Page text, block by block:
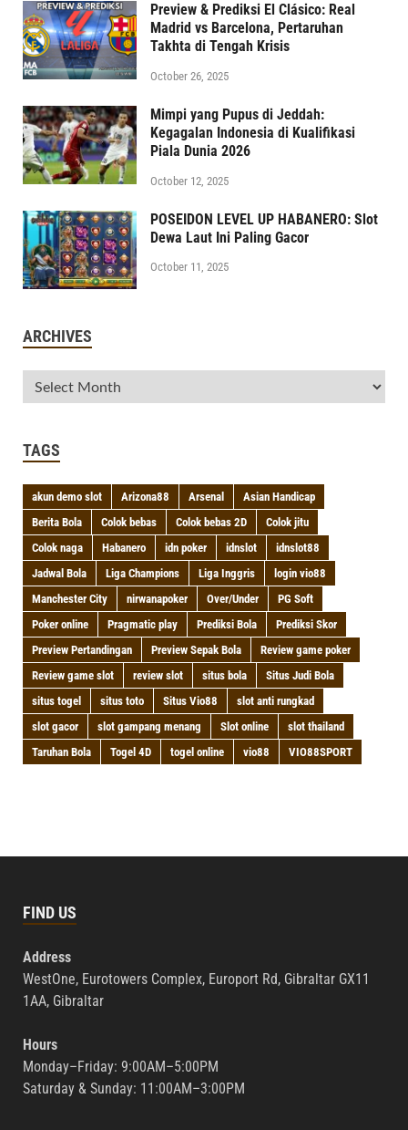
Preview & Prediksi El Clásico: Real
Madrid vs Barcelona, Pertaruhan
Takhta di Tengah Krisis
October 26, 2025
Mimpi yang Pupus di Jeddah:
Kegagalan Indonesia di Kualifikasi
Piala Dunia 2026
October 12, 2025
POSEIDON LEVEL UP HABANERO: Slot
Dewa Laut Ini Paling Gacor
October 11, 2025
ARCHIVES
TAGS
akun demo slot Arizona88 Arsenal
Asian Handicap
Berita Bola
Colok bebas Colok bebas 2D
Colok jitu
Colok naga
Habanero idn poker idnslot
idnslot88
Jadwal Bola
Liga Champions Liga Inggris
login vio88
Manchester City
nirwanapoker Over/Under
PG Soft
Poker online
Pragmatic play Prediksi Bola
Prediksi Skor
Preview Pertandingan
Preview Sepak Bola
Review game poker
Review game slot
review slot situs bola
Situs Judi Bola
situs togel
situs toto Situs Vio88
slot anti rungkad
slot gacor
slot gampang menang Slot online
slot thailand
Taruhan Bola
Togel 4D togel online vio88 VIO88SPORT
FIND US
Address
WestOne, Eurotowers Complex, Europort Rd, Gibraltar GX11
1AA, Gibraltar
Hours
Monday–Friday: 9:00AM–5:00PM
Saturday & Sunday: 11:00AM–3:00PM